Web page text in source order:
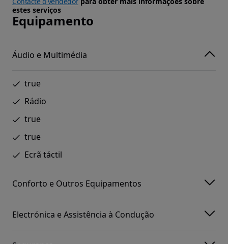
estes serviços
Equipamento
Áudio e Multimédia
true
Rádio
true
true
Ecrã táctil
Conforto e Outros Equipamentos
Electrónica e Assistência à Condução